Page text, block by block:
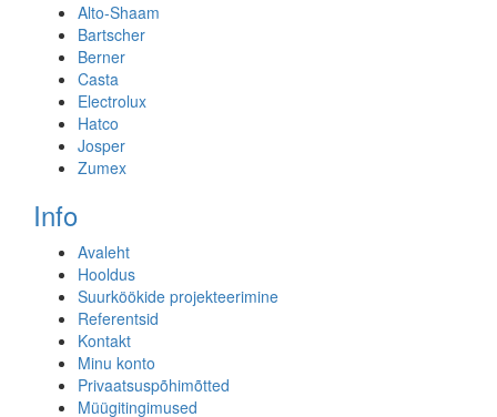
Alto-Shaam
Bartscher
Berner
Casta
Electrolux
Hatco
Josper
Zumex
Info
Avaleht
Hooldus
Suurköökide projekteerimine
Referentsid
Kontakt
Minu konto
Privaatsuspõhimõtted
Müügitingimused